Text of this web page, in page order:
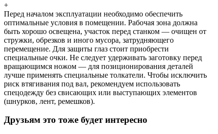
+
Перед началом эксплуатации необходимо обеспечить
оптимальные условия в помещении. Рабочая зона должна
быть хорошо освещена, участок перед станком — очищен от
стружки, обрезков и иного мусора, затрудняющего
перемещение. Для защиты глаз стоит приобрести
специальные очки. Не следует удерживать заготовку перед
вращающимся ножом — для позиционирования деталей
лучше применять специальные толкатели. Чтобы исключить
риск втягивания под вал, рекомендуем использовать
спецодежду без свисающих или выступающих элементов
(шнурков, лент, ремешков).
Друзьям это тоже будет интересно